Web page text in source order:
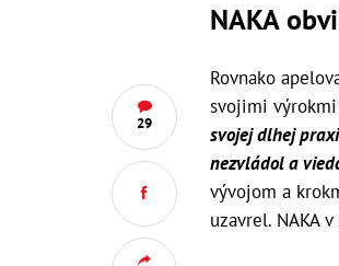
29
NAKA
Rovnako
svojimi
svojej dlhej
nezvládol a
vývojom a
uzavrel. NAKA